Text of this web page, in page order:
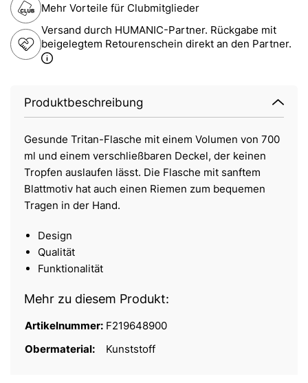
Mehr Vorteile für Clubmitglieder
Versand durch HUMANIC-Partner. Rückgabe mit
beigelegtem Retourenschein direkt an den Partner.
Produktbeschreibung
Gesunde Tritan-Flasche mit einem Volumen von 700
ml und einem verschließbaren Deckel, der keinen
Tropfen auslaufen lässt. Die Flasche mit sanftem
Blattmotiv hat auch einen Riemen zum bequemen
Tragen in der Hand.
Design
Qualität
Funktionalität
Mehr zu diesem Produkt:
Artikelnummer: F219648900
Obermaterial:
Kunststoff